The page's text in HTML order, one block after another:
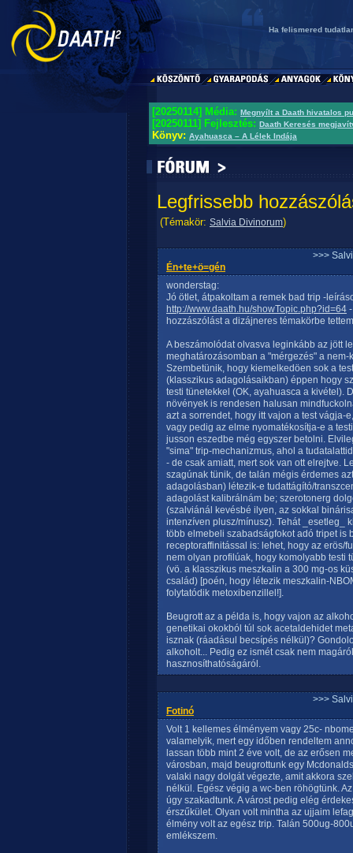
Ha felismered
[20250114] Média: Megnyílt a Daath hivatalos
[20250111] Fejlesztés: Daath Keresés
Könyv: Ayahuasca – A Lélek Indája
Legfrissebb
(Témakör: Salvia Divinorum)
>>>
Én+te+ö=gén
wonderstag:
Jó ötlet, átpakoltam a remek bad trip -
http://www.daath.hu/showTopic.php?id=64
hozzászólást a dizájneres témakörbe
A beszámolódat olvasva leginkább az jött
meghatározásomban a "mérgezés" a
Szembetünik, hogy kiemelkedöen sok a
(klasszikus adagolásaikban) éppen hogy
testi tünetekkel (OK, ayahuasca a kivétel).
növények is rendesen halusan
azt a sorrendet, hogy itt vajon a test vágja-
vagy pedig az elme nyomatékosítja-e a
jusson eszedbe még egyszer betolni.
"sima" trip-mechanizmus, ahol a
- de csak amiatt, mert sok van ott elrejtve.
szagúnak tünik, de talán mégis érdemes
adagolásban) létezik-e tudattágító/
adagolást kalibrálnám be; szerotonerg
(szalviánál kevésbé ilyen, az sokkal
intenzíven plusz/mínusz). Tehát _esetleg_
több elmebeli szabadságfokot adó tripet is
receptoraffinitással is: lehet, hogy az erös/
nem olyan profilúak, hogy komolyabb testi
(vö. a klasszikus meszkalin a 300 mg-os
család) [poén, hogy létezik meszkalin-
folytatódik metoxibenzillel!].
Beugrott az a példa is, hogy vajon az
genetikai okokból túl sok acetaldehidet
isznak (ráadásul becsípés nélkül)?
alkoholt... Pedig ez ismét csak nem
hasznosíthatóságáról.
>>>
Fotinó
Volt 1 kellemes élményem vagy 25c-
valamelyik, mert egy időben rendeltem
lassan több mint 2 éve volt, de az erősen
városban, majd beugrottunk egy
valaki nagy dolgát végezte, amit akkora
nélkül. Egész végig a wc-ben röhögtünk.
úgy szakadtunk. A várost pedig elég
érszűkület. Olyan volt mintha az ujjaim
élmény volt az egész trip. Talán 500ug-
emlékszem.